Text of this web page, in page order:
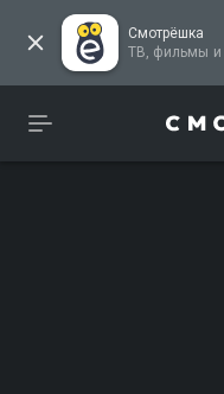
Смотрёшка